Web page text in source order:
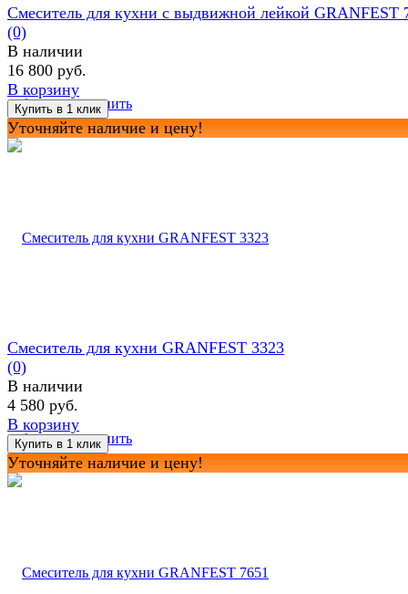
избранное сравнить
Смеситель для кухни с выдвижной лейкой GRANFEST
(0)
В наличии
16 800 руб.
В корзину
Уточняйте наличие и цену!
избранное сравнить
Смеситель для кухни GRANFEST 3323
(0)
В наличии
4 580 руб.
В корзину
Уточняйте наличие и цену!